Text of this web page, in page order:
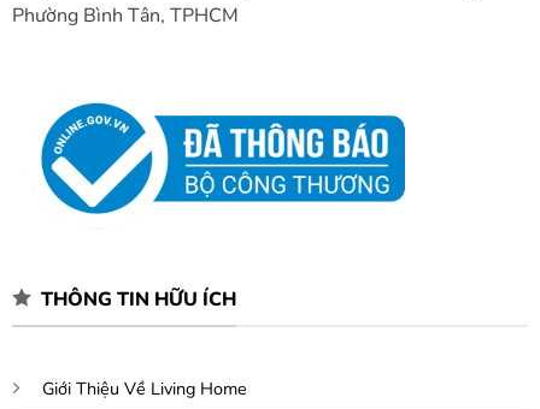
Phường Bình Tân, TPHCM
THÔNG TIN HỮU ÍCH
Giới Thiệu Về Living Home